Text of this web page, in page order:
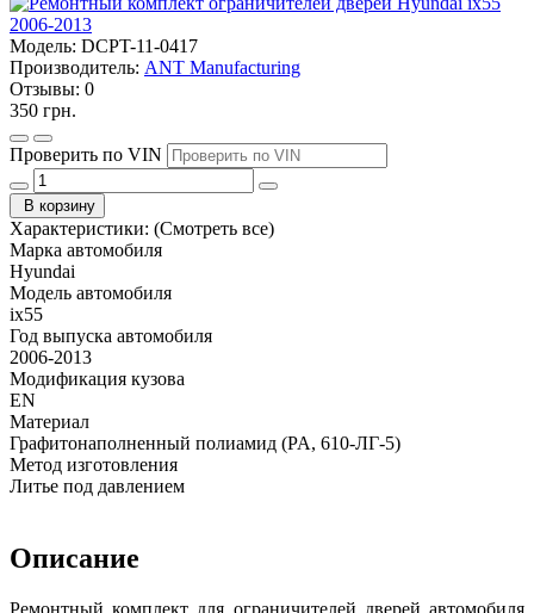
Модель: DCPT-11-0417
Производитель: ANT Manufacturing
Отзывы: 0
350 грн.
Проверить по VIN
В корзину
Характеристики: (Смотреть все)
Марка автомобиля
Hyundai
Модель автомобиля
ix55
Год выпуска автомобиля
2006-2013
Модификация кузова
EN
Материал
Графитонаполненный полиамид (PA, 610-ЛГ-5)
Метод изготовления
Литье под давлением
Описание
Ремонтный комплект для ограничителей дверей автомобиля